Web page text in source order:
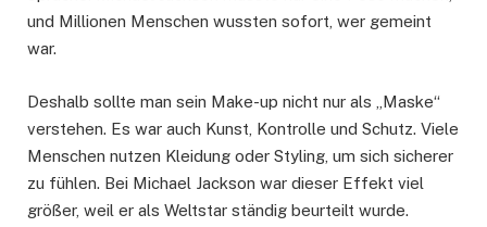
und Millionen Menschen wussten sofort, wer gemeint
war.
Deshalb sollte man sein Make-up nicht nur als „Maske“
verstehen. Es war auch Kunst, Kontrolle und Schutz. Viele
Menschen nutzen Kleidung oder Styling, um sich sicherer
zu fühlen. Bei Michael Jackson war dieser Effekt viel
größer, weil er als Weltstar ständig beurteilt wurde.